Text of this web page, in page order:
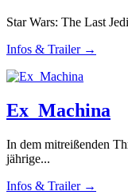
Star Wars: The Last
Infos & Trailer →
Ex_Machina
In dem mitreißenden
jährige...
Infos & Trailer →